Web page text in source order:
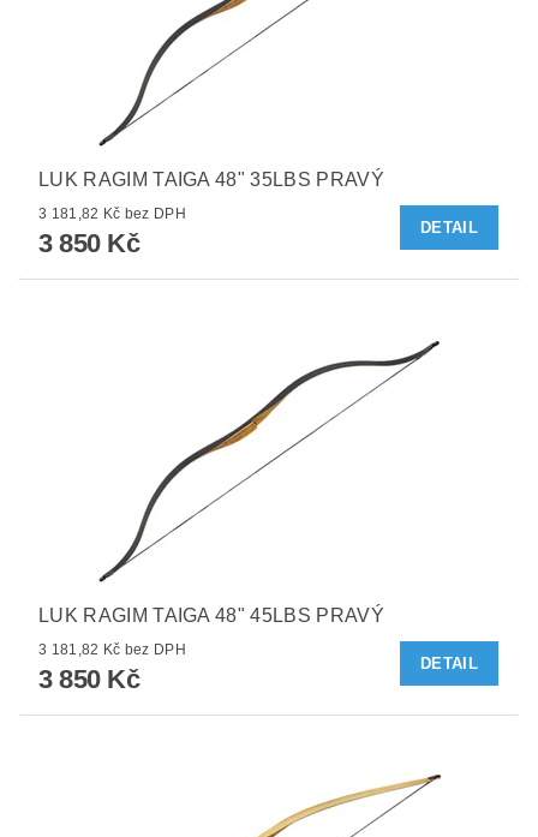
LUK RAGIM TAIGA 48" 35LBS PRAVÝ
3 181,82 Kč bez DPH
3 850 Kč
DETAIL
LUK RAGIM TAIGA 48" 45LBS PRAVÝ
3 181,82 Kč bez DPH
3 850 Kč
DETAIL